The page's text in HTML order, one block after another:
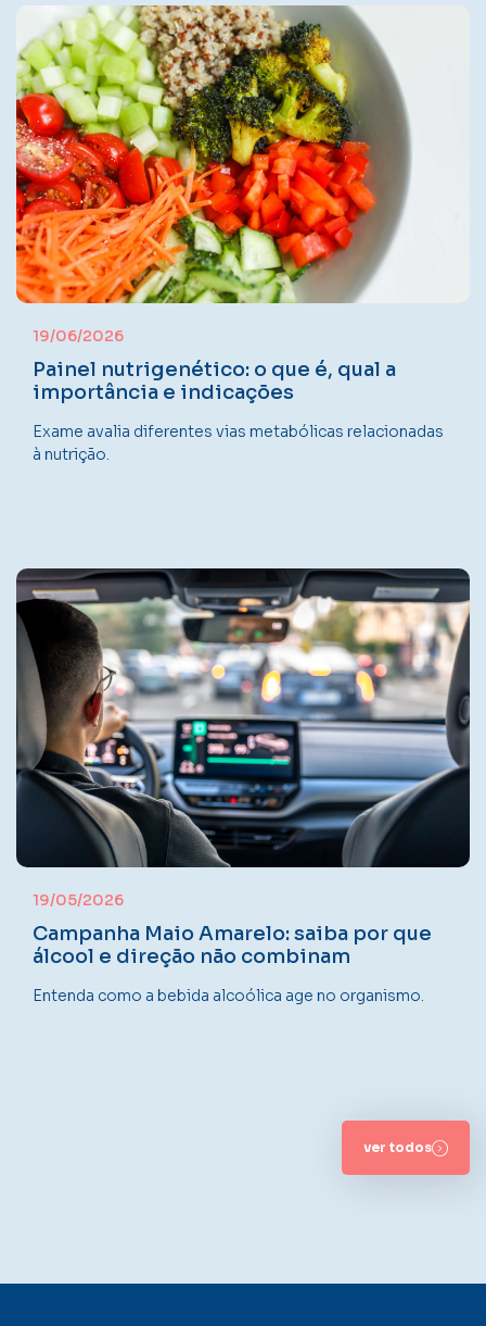
19/06/2026
Painel nutrigenético: o que é, qual a
importância e indicações
Exame avalia diferentes vias metabólicas relacionadas
à nutrição.
19/05/2026
Campanha Maio Amarelo: saiba por que
álcool e direção não combinam
Entenda como a bebida alcoólica age no organismo.
ver todos